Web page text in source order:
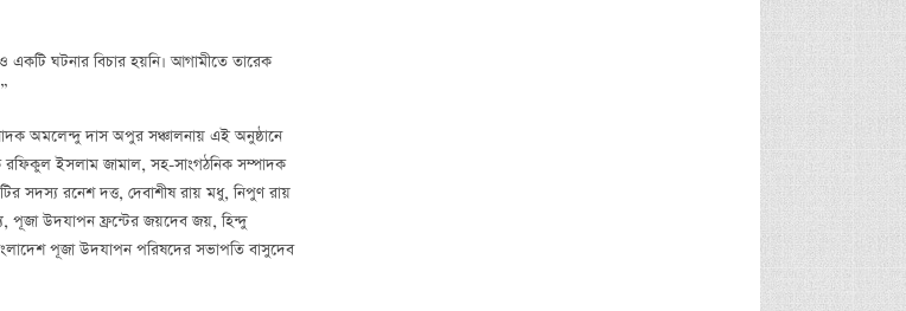
ঘটনার বিচার হয়নি। আগামীতে তারেক
অমলেন্দু দাস অপুর সঞ্চালনায় এই অনুষ্ঠানে
রফিকুল ইসলাম জামাল, সহ-সাংগঠনিক সম্পাদক
সদস্য রনেশ দত্ত, দেবাশীষ রায় মধু, নিপুণ রায়
পূজা উদযাপন ফ্রন্টের জয়দেব জয়, হিন্দু
পূজা উদযাপন পরিষদের সভাপতি বাসুদেব